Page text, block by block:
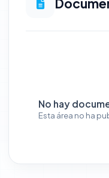
No hay
Esta área no ha